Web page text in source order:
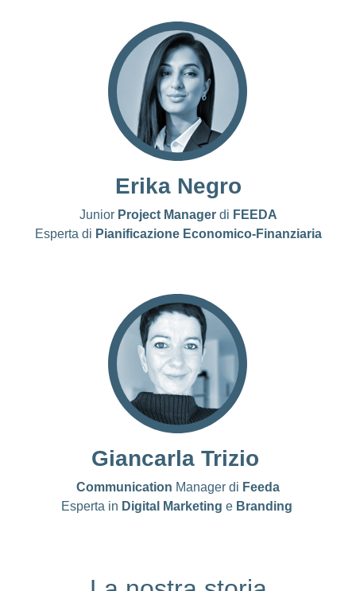
Erika Negro
Junior Project Managerdi FEEDA
Esperta di Pianificazione Economico-Finanziaria
Giancarla Trizio
Communication Manager di Feeda
Esperta in Digital Marketing e Branding